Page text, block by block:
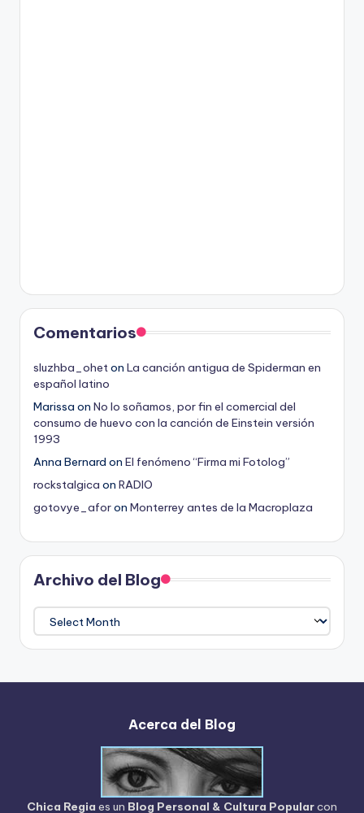
Comentarios
sluzhba_oheton La canción antigua de Spiderman en
español latino
Marissa on No lo soñamos, por fin el comercial del
consumo de huevo con la canción de Einstein versión
1993
Anna Bernard on El fenómeno “Firma mi Fotolog”
rockstalgica on RADIO
gotovye_aforon Monterrey antes de la Macroplaza
Archivo del Blog
Archivo
del
Blog
Acerca del Blog
Chica Regia es un Blog Personal & Cultura Popularcon